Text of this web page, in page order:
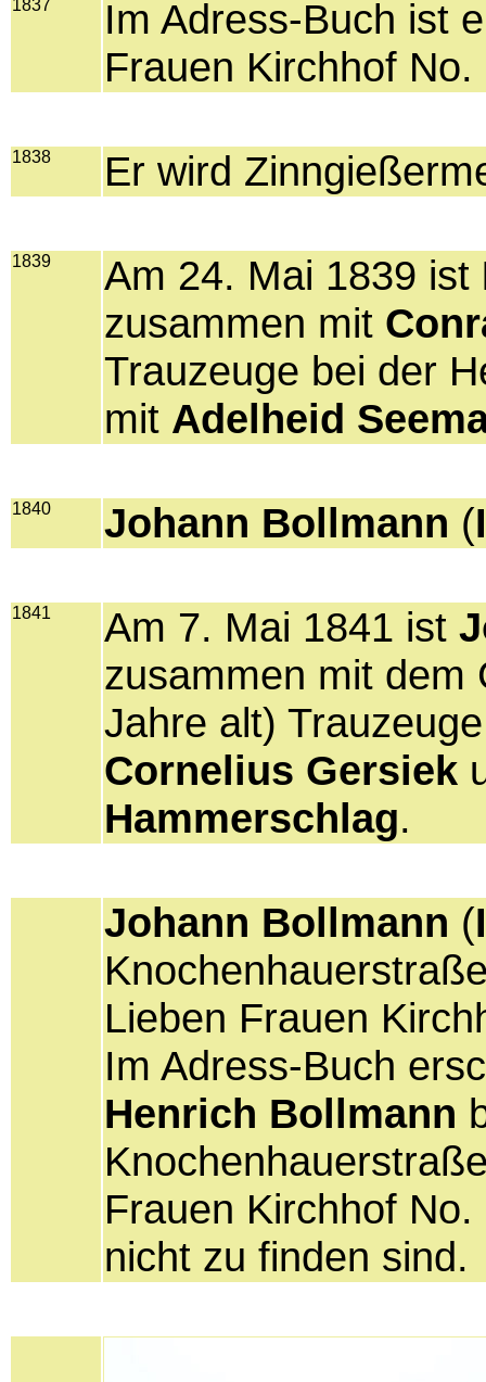
1837
Im Adress-Buch ist
Frauen Kirchhof
1838 Er wird
1839 Am 24. Mai 1839 ist
zusammen mit
Trauzeuge bei der
mit Adelheid
1840 Johann Bollmann (I
1841 Am 7. Mai 1841 ist
zusammen mit
Jahre alt)
Cornelius Gersiek
Hammerschlag.
Johann Bollmann (
Lieben Frauen
Im Adress-Buch
Henrich Bollmann
Frauen Kirchhof
nicht zu finden sind.